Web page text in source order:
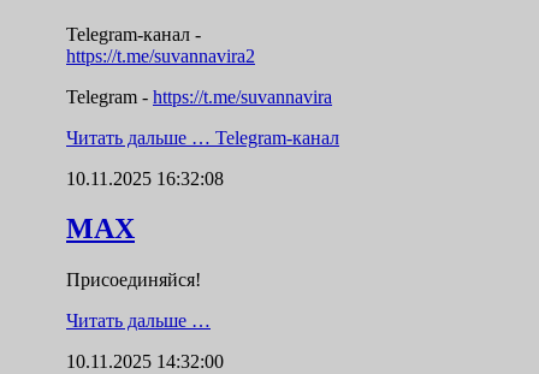
Telegram-канал -
https://t.me/suvannavira2
Telegram - https://t.me/suvannavira
Читать дальше … Telegram-канал
10.11.2025 16:32:08
MAX
Присоединяйся!
Читать дальше …
10.11.2025 14:32:00